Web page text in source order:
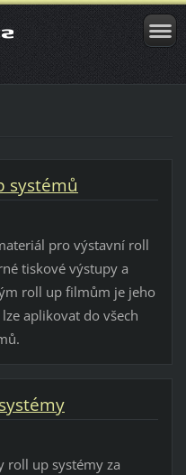
systémů
pro výstavní roll
tiskové výstupy a
roll up filmům je jeho
aplikovat do všech
roll up systémy za